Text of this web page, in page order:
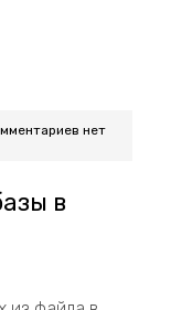
нет
в